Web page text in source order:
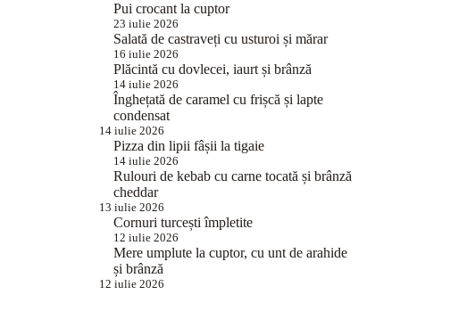
Pui crocant la cuptor
23 iulie 2026
Salată de castraveți cu usturoi și mărar
16 iulie 2026
Plăcintă cu dovlecei, iaurt și brânză
14 iulie 2026
Înghețată de caramel cu frișcă și lapte
condensat
14 iulie 2026
Pizza din lipii fâșii la tigaie
14 iulie 2026
Rulouri de kebab cu carne tocată și brânză
cheddar
13 iulie 2026
Cornuri turcești împletite
12 iulie 2026
Mere umplute la cuptor, cu unt de arahide
și brânză
12 iulie 2026